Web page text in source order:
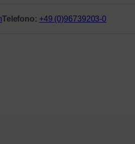
Telefono: +49 (0)96739203-0